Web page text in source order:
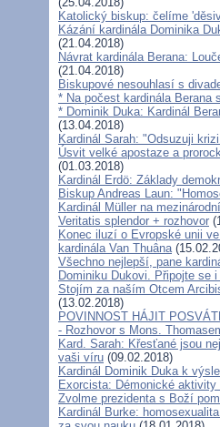
Katolický biskup: čelíme
Kázání kardinála Dominika
(21.04.2018)
Návrat kardinála Berana:
(21.04.2018)
Biskupové nesouhlasí s
* Na počest kardinála
* Dominik Duka: Kardinál
(13.04.2018)
Kardinál Sarah: "Odsuzuji
Úsvit velké apostaze a
(01.03.2018)
Kardinál Erdö: Základy
Biskup Andreas Laun:
Kardinál Müller na
Veritatis splendor + rozhovor
Konec iluzí o Evropské unii
kardinála Van Thuâna
Všechno nejlepší, pane
Dominiku Dukovi. Připojte se
Stojím za naším Otcem
(13.02.2018)
POVINNOST HÁJIT
- Rozhovor s Mons.
Kard. Sarah: Křesťané jsou
vaši víru (09.02.2018)
Kardinál Dominik Duka k
Exorcista: Démonické
Zvolme prezidenta s Boží
Kardinál Burke: